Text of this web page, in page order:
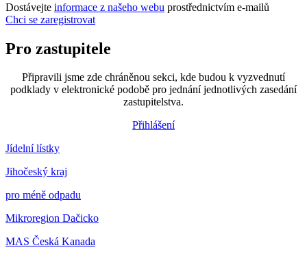
Dostávejte informace z našeho webu prostřednictvím e-mailů
Chci se zaregistrovat
Pro zastupitele
Připravili jsme zde chráněnou sekci, kde budou k vyzvednutí
podklady v elektronické podobě pro jednání jednotlivých zasedání
zastupitelstva.
Přihlášení
Jídelní lístky
Jihočeský kraj
pro méně odpadu
Mikroregion Dačicko
MAS Česká Kanada